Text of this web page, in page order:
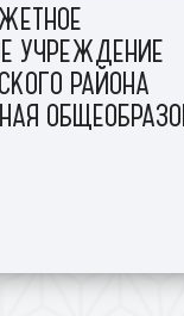
УЧРЕЖДЕНИЕ
РАЙОНА